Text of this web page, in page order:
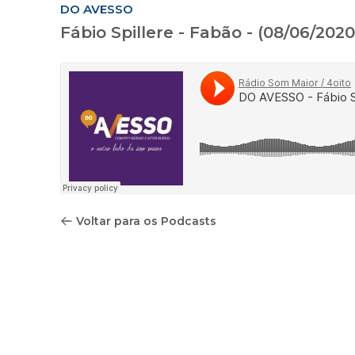
DO AVESSO
Fábio Spillere - Fabão - (08/06/
Voltar para os Podcasts